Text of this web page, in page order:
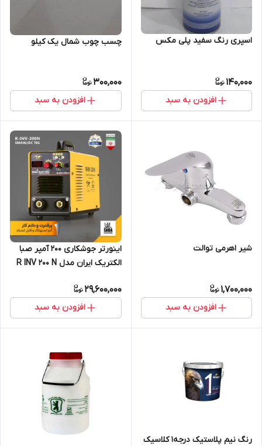
اسپری رنگ سفید پلی مکس
140,000
افزودن به سبد
چسب چوب شمال یک کیلو
300,000
افزودن به سبد
شیر اهرمی توالت
1,700,000
افزودن به سبد
اینورتر جوشکاری 200 آمپر صبا
الکتریک ایران مدل R INV 200 N
29,600,000
افزودن به سبد
رنگ نیم پلاستیک درجه1 کلاسیک